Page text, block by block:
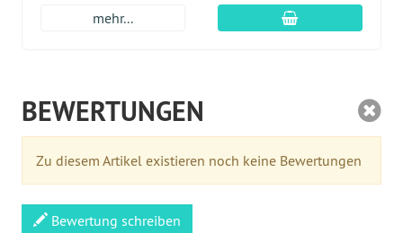
mehr... In den
BEWERTUNGEN
Zu diesem Artikel existieren noch keine Bewertungen
Bewertung schreiben